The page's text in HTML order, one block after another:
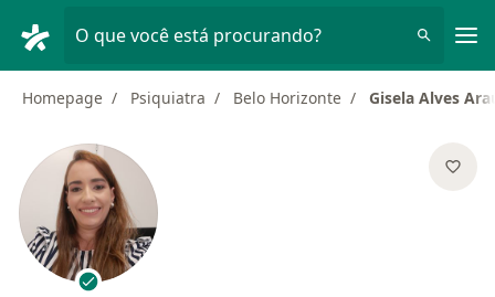
O que você está procurando?
Homepage Psiquiatra Belo Horizonte Gisela Alves